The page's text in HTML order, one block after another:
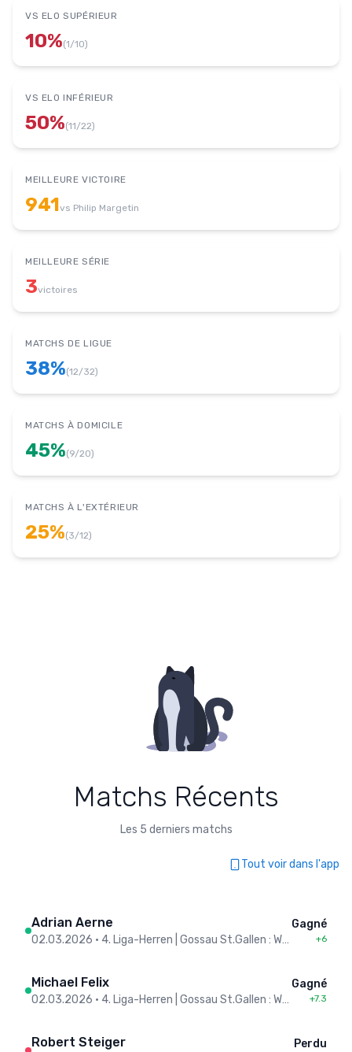
VS ELO SUPÉRIEUR
10%(1/10)
VS ELO INFÉRIEUR
50%(11/22)
MEILLEURE VICTOIRE
941vs Philip Margetin
MEILLEURE SÉRIE
3victoires
MATCHS DE LIGUE
38%(12/32)
MATCHS À DOMICILE
45%(9/20)
MATCHS À L'EXTÉRIEUR
25%(3/12)
Matchs Récents
Les 5 derniers matchs
Tout voir dans l'app
Adrian Aerne
02.03.2026 • 4. Liga-Herren | Gossau St.Gallen : Wuppenau
Gagné
+6
Michael Felix
02.03.2026 • 4. Liga-Herren | Gossau St.Gallen : Wuppenau
Gagné
+7.3
Robert Steiger Perdu